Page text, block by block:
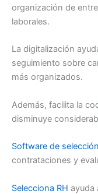
organización de
laborales.
La digitalización
seguimiento sobre
más organizados.
Además, facilita la
disminuye
Software de
contrataciones y
Selecciona RH ayuda